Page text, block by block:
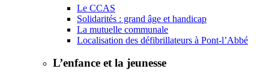
Le CCAS
Solidarités : grand âge et handicap
La mutuelle communale
Localisation des défibrillateurs à Pont-l’Abbé
L’enfance et la jeunesse